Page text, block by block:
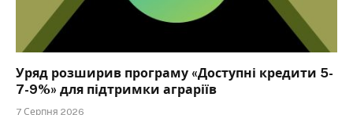
Уряд розширив програму «Доступні кредити 5-
7-9%» для підтримки аграріїв
7 Серпня 2026